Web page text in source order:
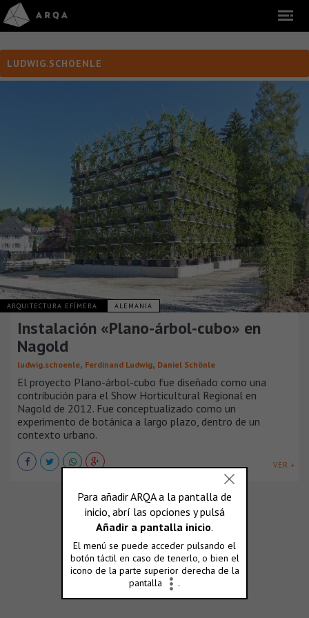
LUDWIG.SCHOENLE
ARQUITECTURA EFÍMERA ALEMANIA
Instalación «Plano-árbol-cubo» en
Nagold
ludwig.schoenle, Ferdinand Ludwig, Daniel Schönle
El proyecto Plano-árbol-cubo fue diseñado como una
contribución para el Show Horticultural Regional en
Nagold de 2012. Fue conceptualizado como un
experimento de botánica a largo plazo, dentro de un
contexto urbano.
VER +